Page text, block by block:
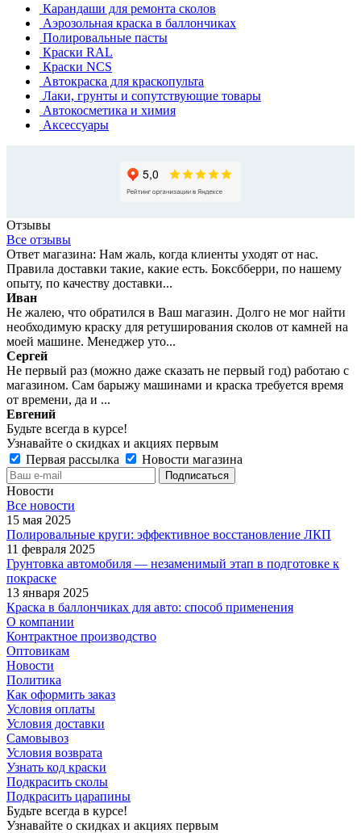
Карандаши для ремонта сколов
Аэрозольная краска в баллончиках
Полировальные пасты
Краски RAL
Краски NCS
Автокраска для краскопульта
Лаки, грунты и сопутствующие товары
Автокосметика и химия
Аксессуары
Отзывы
Все отзывы
Ответ магазина: Нам жаль, когда клиенты уходят от нас.
Правила доставки такие, какие есть. Боксбберри, по нашему
опыту, по качеству доставки...
Иван
Не жалею, что обратился в Ваш магазин. Долго не мог найти
необходимую краску для ретуширования сколов от камней на
моей машине. Менеджер уто...
Сергей
Не первый раз (можно даже сказать не первый год) работаю с
магазином. Сам барыжу машинами и краска требуется время
от времени, да и ...
Евгений
Будьте всегда в курсе!
Узнавайте о скидках и акциях первым
Первая рассылка
Новости магазина
Новости
Все новости
15 мая 2025
Полировальные круги: эффективное восстановление ЛКП
11 февраля 2025
Грунтовка автомобиля — незаменимый этап в подготовке к
покраске
13 января 2025
Краска в баллончиках для авто: способ применения
О компании
Контрактное производство
Оптовикам
Новости
Политика
Как оформить заказ
Условия оплаты
Условия доставки
Самовывоз
Условия возврата
Узнать код краски
Подкрасить сколы
Подкрасить царапины
Будьте всегда в курсе!
Узнавайте о скидках и акциях первым